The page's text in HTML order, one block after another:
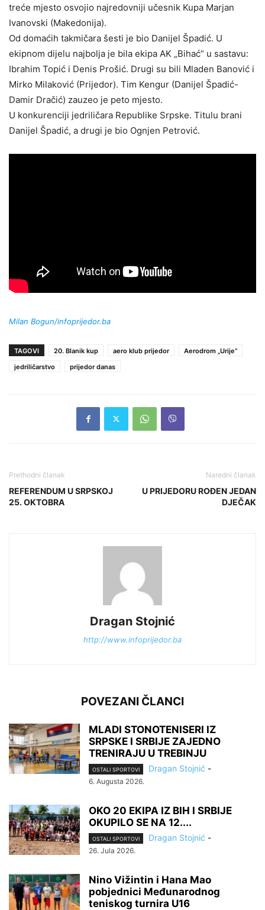
treće mjesto osvojio najredovniji učesnik Kupa Marjan
Ivanovski (Makedonija).
Od domaćih takmičara šesti je bio Danijel Špadić. U
ekipnom dijelu najbolja je bila ekipa AK „Bihać“ u sastavu:
Ibrahim Topić i Denis Prošić. Drugi su bili Mladen Banović i
Mirko Milaković (Prijedor). Tim Kengur (Danijel Špadić-
Damir Dračić) zauzeo je peto mjesto.
U konkurenciji jedriličara Republike Srpske. Titulu brani
Danijel Špadić, a drugi je bio Ognjen Petrović.
Milan Bogun/infoprijedor.ba
TAGOVI 20. Blanik kup aero klub prijedor
Aerodrom „Urije“
jedriličarstvo
prijedor danas
Prethodni članak
REFERENDUM U SRPSKOJ
25. OKTOBRA
Naredni članak
U PRIJEDORU ROĐEN JEDAN
DJEČAK
Dragan Stojnić
http://www.infoprijedor.ba
POVEZANI ČLANCI
MLADI STONOTENISERI IZ
SRPSKE I SRBIJE ZAJEDNO
TRENIRAJU U TREBINJU
OSTALI SPORTOVI Dragan Stojnić -
6. Augusta 2026.
OKO 20 EKIPA IZ BIH I SRBIJE
OKUPILO SE NA 12....
OSTALI SPORTOVI Dragan Stojnić -
26. Jula 2026.
Nino Vižintin i Hana Mao
pobjednici Međunarodnog
teniskog turnira U16